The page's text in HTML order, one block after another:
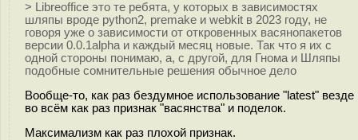
> Libreoffice это те ребята, у которых в зависимостях
шляпы вроде python2, premake и webkit в 2023 году, не
говоря уже о зависимости от откровенных васянопакетов
версии 0.0.1alpha и каждый месяц новые. Так что я их с
одной стороны понимаю, а, с другой, для Гнома и Шляпы
подобные сомнительные решения обычное дело
Вообще-то, как раз бездумное использование "latest" везде
во всём как раз признак "васянства" и поделок.
Максимализм как раз плохой признак.